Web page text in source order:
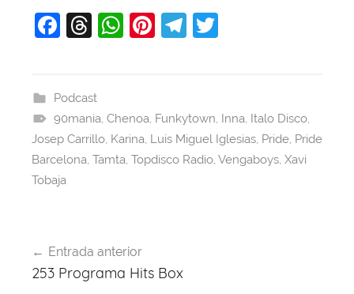
F
e
b
o
o
T
a
d
s
W
A
p
Pi
st
T
a
m
Podcast
90mania, Chenoa, Funkytown, Inna, Italo Disco,
Josep Carrillo, Karina, Luis Miguel Iglesias, Pride, Pride
Barcelona, Tamta, Topdisco Radio, Vengaboys, Xavi
Tobaja
de
Entrada anterior
253 Programa Hits Box